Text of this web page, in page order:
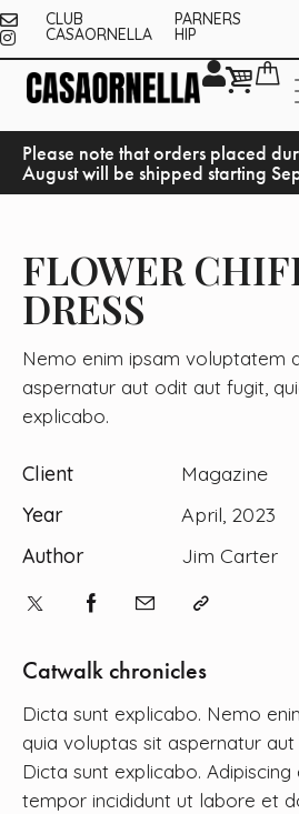
CLUB
CASAORNELLA
PARNERS
HIP
Please note that orders placed
August will be shipped starting
FLOWER
DRESS
Nemo enim ipsam voluptatem
aspernatur aut odit aut fugit,
explicabo.
Client
Magazine
Year
April, 2023
Author
Jim Carter
Catwalk chronicles
Dicta sunt explicabo. Nemo
quia voluptas sit aspernatur
Dicta sunt explicabo.
tempor incididunt ut labore et